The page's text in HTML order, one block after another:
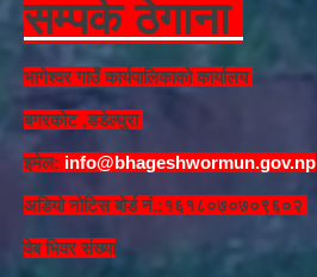
सम्पर्क ठेगाना
भागेश्वर गाउँ कार्यपालिकाको कार्यालय
बगरकोट ,डडेल्धुरा
इमेल: info@bhageshwormun.gov.np
अडियो नोटिस बोर्ड नं.:१६१८०७०७०९६०२
वेब भिवर संख्या